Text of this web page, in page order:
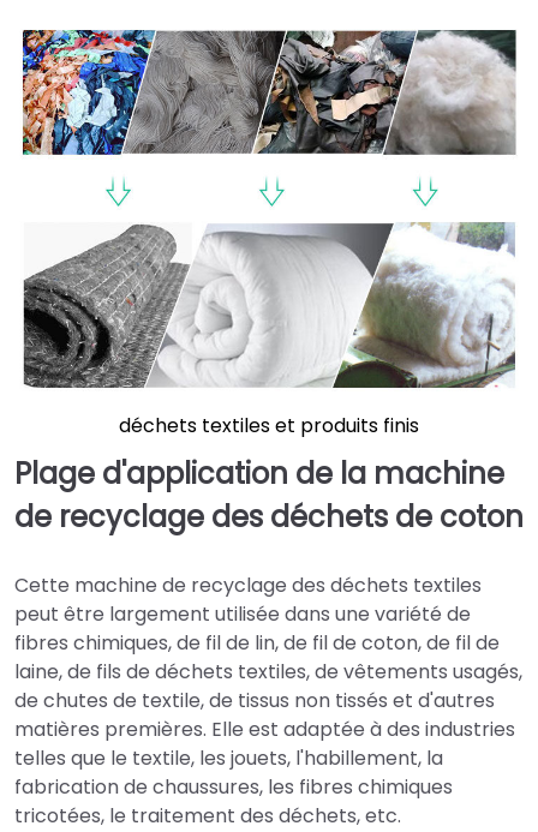
déchets textiles et produits finis
Plage d'application de la machine
de recyclage des déchets de coton
Cette machine de recyclage des déchets textiles
peut être largement utilisée dans une variété de
fibres chimiques, de fil de lin, de fil de coton, de fil de
laine, de fils de déchets textiles, de vêtements usagés,
de chutes de textile, de tissus non tissés et d'autres
matières premières. Elle est adaptée à des industries
telles que le textile, les jouets, l'habillement, la
fabrication de chaussures, les fibres chimiques
tricotées, le traitement des déchets, etc.